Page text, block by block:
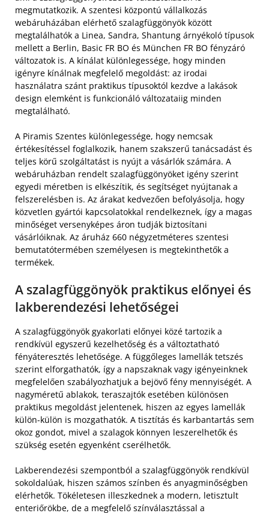
megmutatkozik. A szentesi központú vállalkozás
webáruházában elérhető szalagfüggönyök között
megtalálhatók a Linea, Sandra, Shantung árnyékoló típusok
mellett a Berlin, Basic FR BO és München FR BO fényzáró
változatok is. A kínálat különlegessége, hogy minden
igényre kínálnak megfelelő megoldást: az irodai
használatra szánt praktikus típusoktól kezdve a lakások
design elemként is funkcionáló változataiig minden
megtalálható.
A Piramis Szentes különlegessége, hogy nemcsak
értékesítéssel foglalkozik, hanem szakszerű tanácsadást és
teljes körű szolgáltatást is nyújt a vásárlók számára. A
webáruházban rendelt szalagfüggönyöket igény szerint
egyedi méretben is elkészítik, és segítséget nyújtanak a
felszerelésben is. Az árakat kedvezően befolyásolja, hogy
közvetlen gyártói kapcsolatokkal rendelkeznek, így a magas
minőséget versenyképes áron tudják biztosítani
vásárlóiknak. Az áruház 660 négyzetméteres szentesi
bemutatótermében személyesen is megtekinthetők a
termékek.
A szalagfüggönyök praktikus előnyei és
lakberendezési lehetőségei
A szalagfüggönyök gyakorlati előnyei közé tartozik a
rendkívül egyszerű kezelhetőség és a változtatható
fényáteresztés lehetősége. A függőleges lamellák tetszés
szerint elforgathatók, így a napszaknak vagy igényeinknek
megfelelően szabályozhatjuk a bejövő fény mennyiségét. A
nagyméretű ablakok, teraszajtók esetében különösen
praktikus megoldást jelentenek, hiszen az egyes lamellák
külön-külön is mozgathatók. A tisztítás és karbantartás sem
okoz gondot, mivel a szalagok könnyen leszerelhetők és
szükség esetén egyenként cserélhetők.
Lakberendezési szempontból a szalagfüggönyök rendkívül
sokoldalúak, hiszen számos színben és anyagminőségben
elérhetők. Tökéletesen illeszkednek a modern, letisztult
enteriőrökbe, de a megfelelő színválasztással a